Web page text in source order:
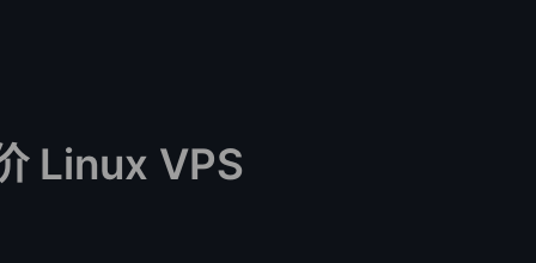
Linux VPS